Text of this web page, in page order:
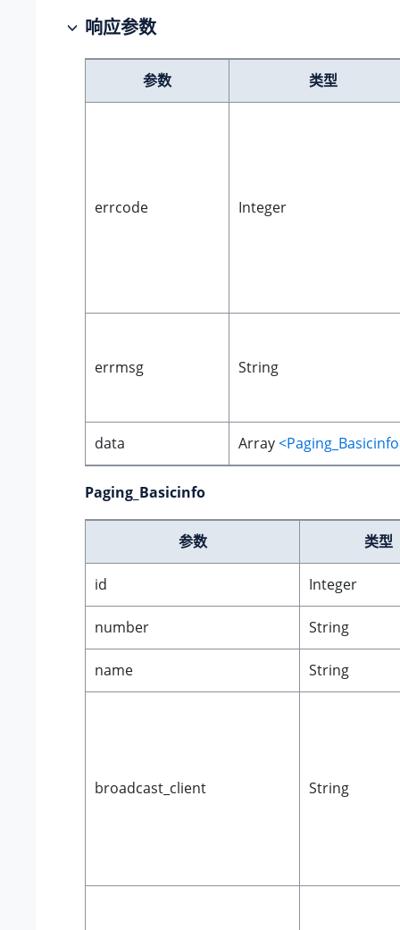
响应参数
参数 类型
errcode Integer
errmsg String
data Array
Paging_Basicinfo
参数 类型
id Integer
number String
name String
broadcast_client String